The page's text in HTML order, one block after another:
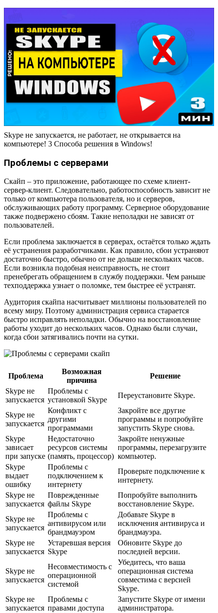
Skype не запускается, не работает, не открывается на
компьютере! 3 Способа решения в Windows!
Проблемы с серверами
Скайп – это приложение, работающее по схеме клиент-
сервер-клиент. Следовательно, работоспособность зависит не
только от компьютера пользователя, но и серверов,
обслуживающих работу программу. Серверное оборудование
также подвержено сбоям. Такие неполадки не зависят от
пользователей.
Если проблема заключается в серверах, остаётся только ждать
её устранения разработчиками. Как правило, сбои устраняют
достаточно быстро, обычно от не дольше нескольких часов.
Если возникла подобная неисправность, не стоит
пренебрегать обращением в службу поддержки. Чем раньше
техподдержка узнает о поломке, тем быстрее её устранят.
Аудитория скайпа насчитывает миллионы пользователей по
всему миру. Поэтому администрация сервиса старается
быстро исправлять неполадки. Обычно на восстановление
работы уходит до нескольких часов. Однако были случаи,
когда сбои затягивались почти на сутки.
Проблема
Возможная
причина
Решение
Skype не
запускается
Проблемы с
установкой Skype
Переустановите Skype.
Skype не
запускается
Конфликт с
другими
программами
Закройте все другие
программы и попробуйте
запустить Skype снова.
Skype
зависает
при запуске
Недостаточно
ресурсов системы
(память, процессор)
Закройте ненужные
программы, перезагрузите
компьютер.
Skype
выдает
ошибку
Проблемы с
подключением к
интернету
Проверьте подключение к
интернету.
Skype не
запускается
Поврежденные
файлы Skype
Попробуйте выполнить
восстановление Skype.
Skype не
запускается
Проблемы с
антивирусом или
брандмауэром
Добавьте Skype в
исключения антивируса и
брандмауэра.
Skype не
запускается
Устаревшая версия
Skype
Обновите Skype до
последней версии.
Skype не
запускается
Несовместимость с
операционной
системой
Убедитесь, что ваша
операционная система
совместима с версией
Skype.
Skype не
запускается
Проблемы с
правами доступа
Запустите Skype от имени
администратора.